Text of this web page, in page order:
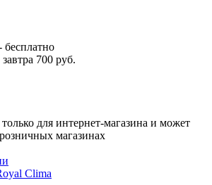
бесплатно
700 руб.
для интернет-магазина и может
магазинах
Clima